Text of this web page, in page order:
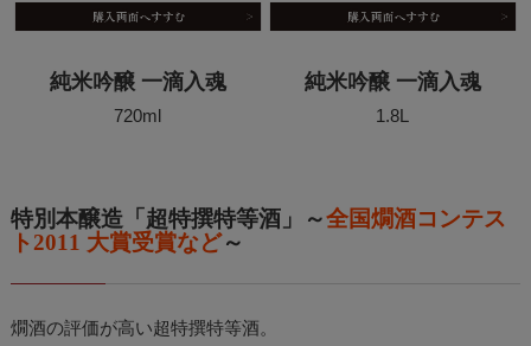
純米吟醸 一滴入魂
720ml
純米吟醸 一滴入魂
1.8L
特別本醸造「超特撰特等酒」～全国燗酒コンテス
ト2011 大賞受賞など～
燗酒の評価が高い超特撰特等酒。